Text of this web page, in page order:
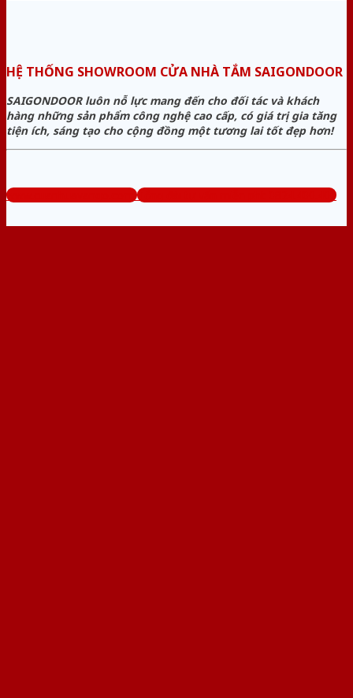
HỆ THỐNG SHOWROOM CỬA NHÀ TẮM SAIGONDOOR
SAIGONDOOR luôn nỗ lực mang đến cho đối tác và khách
hàng những sản phẩm công nghệ cao cấp, có giá trị gia tăng
tiện ích, sáng tạo cho cộng đồng một tương lai tốt đẹp hơn!
www.cuanhuavango.com Tổng đài tư vấn miễn phí: 0824.400.400